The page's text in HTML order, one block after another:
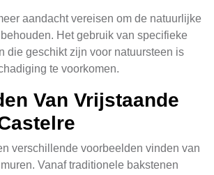
aandacht vereisen om de natuurlijke
Het gebruik van specifieke
die geschikt zijn voor natuursteen is
te voorkomen.
Van Vrijstaande
verschillende voorbeelden vinden van
Vanaf traditionele bakstenen